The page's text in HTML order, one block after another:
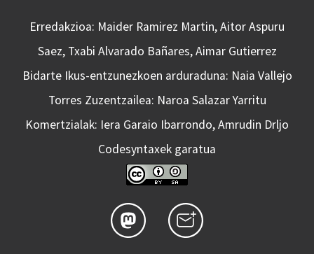
Erredakzioa: Maider Ramirez Martin, Aitor Aspuru
Saez, Txabi Alvarado Bañares, Aimar Gutierrez
Bidarte Ikus-entzunezkoen arduraduna: Naia Vallejo
Torres Zuzentzailea: Naroa Salazar Yarritu
Komertzialak: Iera Garaio Ibarrondo, Amrudin Drljo
Codesyntaxek garatua